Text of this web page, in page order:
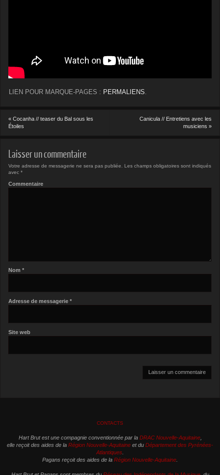
LIEN POUR MARQUE-PAGES : PERMALIENS
« Cocanha // teaser du Bal sous les
Étoiles
Canicula // Entretiens avec les
musiciens »
Laisser un commentaire
Votre adresse de messagerie ne sera pas publiée.
Les champs obligatoires sont indiqués
avec*
Commentaire
Nom*
Adresse de messagerie*
Site web
CONTACTS
Hart Brut est une compagnie conventionnée par la DRAC Nouvelle-Aquitaine,
elle reçoit des aides de la Région Nouvelle-Aquitaine et du Département des Pyrénées-
Atlantiques.
Pagans reçoit des aides de la Région Nouvelle-Aquitaine.